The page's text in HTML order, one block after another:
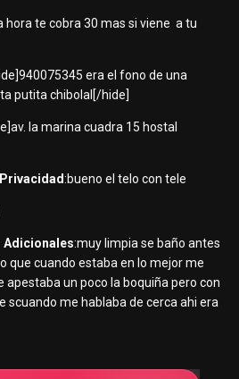
hora te cobra 30 mas si viene a tu
era el fono de una
putita chibolal[/hide]
la marina cuadra 15 hostal
:bueno el telo con tele
Adicionales:muy limpia se baño antes
que cuando estaba en lo mejor me
apestaba un poco la boquiña pero con
scuando me hablaba de cerca ahi era